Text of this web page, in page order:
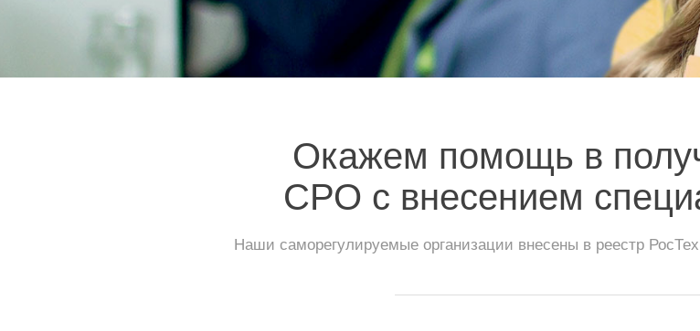
Окажем помощь в
СРО с внесением
Наши саморегулируемые организации внесены в реестр